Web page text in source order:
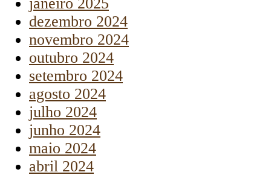
dezembro 2024
novembro 2024
outubro 2024
setembro 2024
agosto 2024
julho 2024
junho 2024
maio 2024
abril 2024